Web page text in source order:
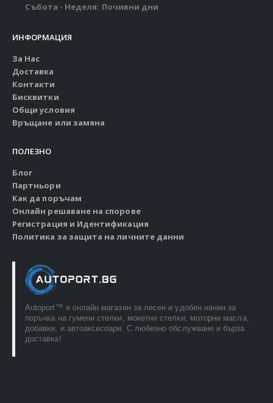
Събота - Неделя: Почивни дни
ИНФОРМАЦИЯ
За Нас
Доставка
Контакти
Бисквитки
Общи условия
Връщане или замяна
ПОЛЕЗНО
Блог
Партньори
Как да поръчам
Онлайн решаване на спорове
Регистрация и Идентификация
Политика за защита на личните данни
Autoport™ e онлайн магазин за лесен и удобен начин за
поръчка на гумени стелки, мокетни стелки, моторни масла,
добавки, и автоаксесоари. С любезно обслужване и бърза
доставка!